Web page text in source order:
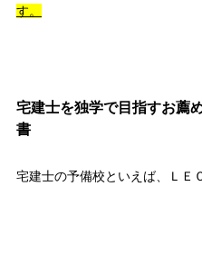
す。
宅建士を独学で目指すお薦
書
宅建士の予備校といえば、ＬＥ